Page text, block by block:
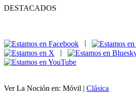
DESTACADOS
|
|
Ver La Noción en: Móvil | Clásica